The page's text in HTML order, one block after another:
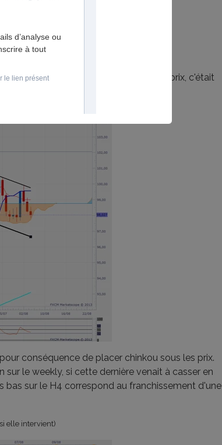
comme la trend baissière a rejeté les prix, c'était
sont souvent très bon )
conséquence de placer chinkou sous les prix.
sur le weekly, si cette dernière venait à casser en
bas sur le H4 correspond au franchissement d'une
elle intervient)